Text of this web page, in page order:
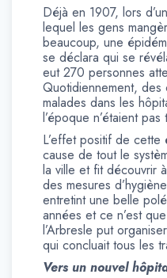
Déjà en 1907, lors
lequel les gens
beaucoup, une
se déclara qui se
eut 270 personnes
Quotidiennement,
malades dans les
l’époque n’étaient
L’effet positif de
cause de tout le
la ville et fit découvrir
des mesures
entretint une belle
années et ce n’est
l’Arbresle put
qui concluait tous les
Vers un nouvel